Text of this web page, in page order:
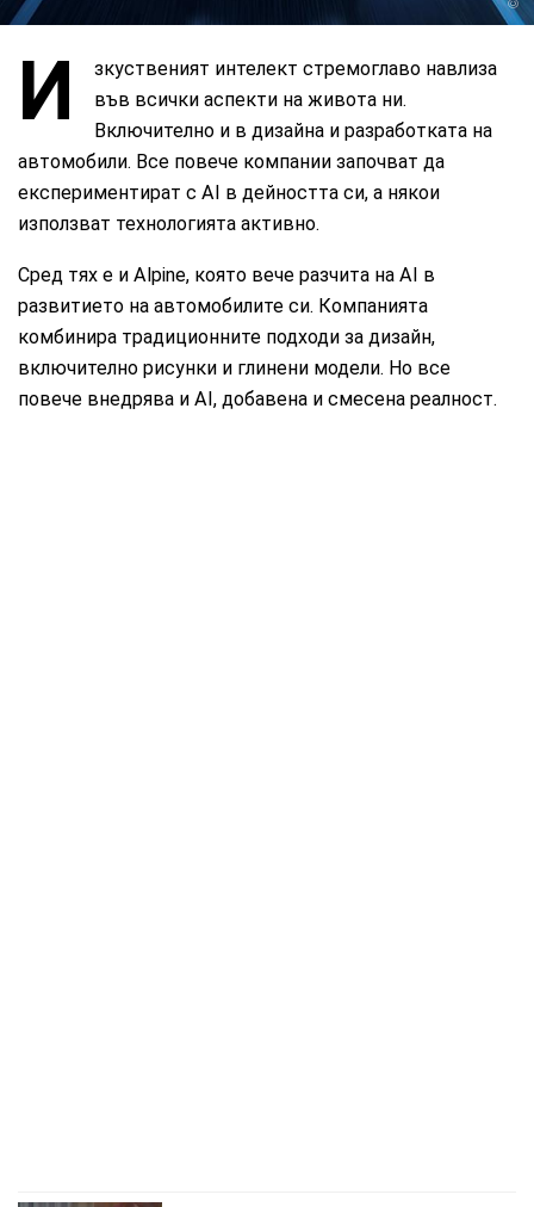
И
зкуственият интелект стремоглаво навлиза
във всички аспекти на живота ни.
Включително и в дизайна и разработката на
автомобили. Все повече компании започват да
експериментират с AI в дейността си, а някои
използват технологията активно.
Сред тях е и Alpine, която вече разчита на AI в
развитието на автомобилите си. Компанията
комбинира традиционните подходи за дизайн,
включително рисунки и глинени модели. Но все
повече внедрява и AI, добавена и смесена реалност.